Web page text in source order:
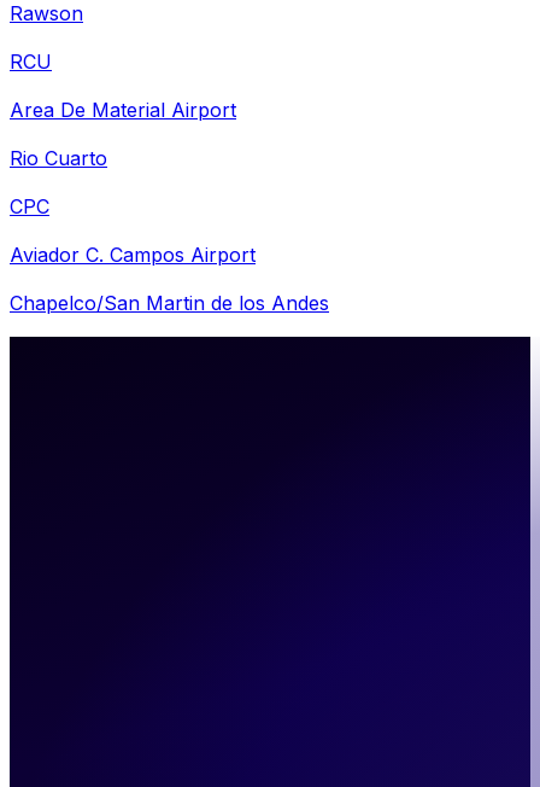
Rawson
RCU
Area De Material Airport
Rio Cuarto
CPC
Aviador C. Campos Airport
Chapelco/San Martin de los Andes